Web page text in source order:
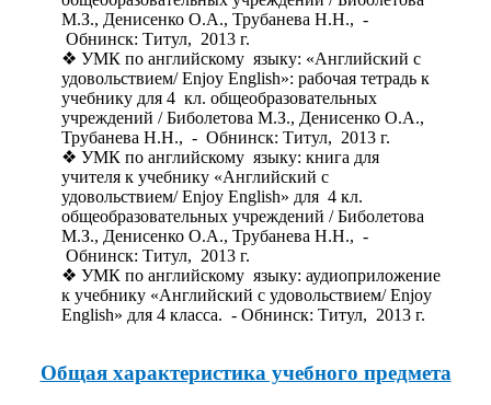
М.З., Денисенко О.А., Трубанева Н.Н., -
Обнинск: Титул, 2013 г.
УМК по английскому языку: «Английский с
удовольствием/ Enjoy English»: рабочая тетрадь к
учебнику для 4 кл. общеобразовательных
учреждений / Биболетова М.З., Денисенко О.А.,
Трубанева Н.Н., - Обнинск: Титул, 2013 г.
УМК по английскому языку: книга для
учителя к учебнику «Английский с
удовольствием/ Enjoy English» для 4 кл.
общеобразовательных учреждений / Биболетова
М.З., Денисенко О.А., Трубанева Н.Н., -
Обнинск: Титул, 2013 г.
УМК по английскому языку: аудиоприложение
к учебнику «Английский с удовольствием/ Enjoy
English» для 4 класса. - Обнинск: Титул, 2013 г.
Общая характеристика учебного предмета